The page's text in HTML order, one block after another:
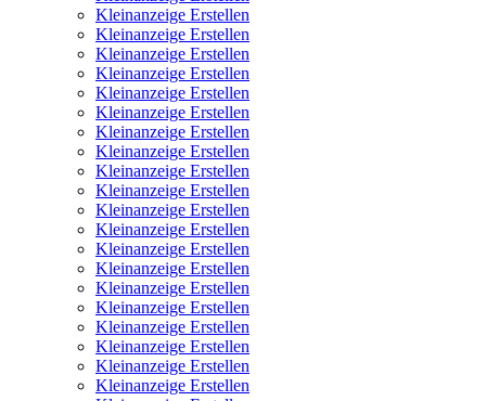
Kleinanzeige Erstellen
Kleinanzeige Erstellen
Kleinanzeige Erstellen
Kleinanzeige Erstellen
Kleinanzeige Erstellen
Kleinanzeige Erstellen
Kleinanzeige Erstellen
Kleinanzeige Erstellen
Kleinanzeige Erstellen
Kleinanzeige Erstellen
Kleinanzeige Erstellen
Kleinanzeige Erstellen
Kleinanzeige Erstellen
Kleinanzeige Erstellen
Kleinanzeige Erstellen
Kleinanzeige Erstellen
Kleinanzeige Erstellen
Kleinanzeige Erstellen
Kleinanzeige Erstellen
Kleinanzeige Erstellen